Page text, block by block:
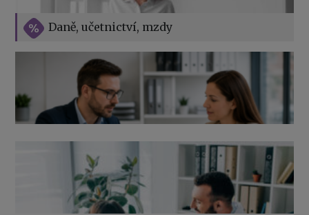
Daně, učetnictví, mzdy
Vše o překážkách v práci na straně zaměstnavatele
Výpověď ze zdravotních důvodů 2026 – průvodce pro
zaměstnavatele